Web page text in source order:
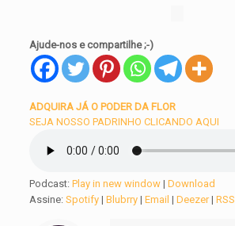
Ajude-nos e compartilhe ;-)
ADQUIRA JÁ O PODER DA FLOR
SEJA NOSSO PADRINHO CLICANDO AQUI
Podcast:Play in new window |Download
Assine:Spotify |Blubrry |Email |Deezer|RSS